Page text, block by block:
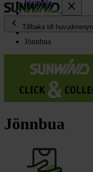
close
chevron_left
Tillbaka till huvudmenyn
chevron_right
Kök & Gasol chevron_right
Värme chevron_right
Vatten chevron_right
Toalett
Reservdelar
Startsida
Jönnbua
Jönnbua